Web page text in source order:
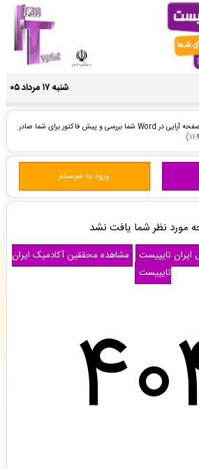
شنبه ۱۷ مرداد ۰۵
: سفارش صفحه آرایی در Word شما بررسی و پیش فاکتور برای شما صادر
موفقیت پرداخت شد و سفارش تایپ، صفحه آرایی شما در
آرایی شما ثبت شد به زودی توسط اپراتور بررسی خواهد
کتاب شما بررسی و پیش فاکتور برای شما صادر گردید. -(
سفارش تایپ، صفحه آرایی شما صادر گردید برای دریافت
شما با موفقیت پرداخت شد و سفارش تایپ، صفحه آرایی
ورود به سیستم
مورد نظر شما یافت نشد
ایران تایپیست
مشاهده محققین آکادمیک ایران
تایپیست